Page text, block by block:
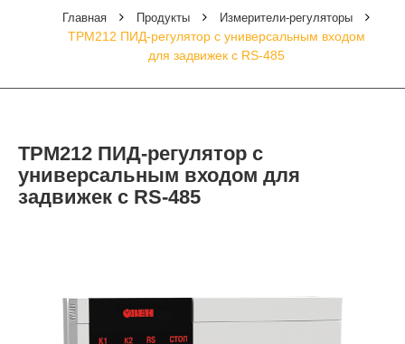
Главная Продукты Измерители-регуляторы
ТРМ212 ПИД-регулятор с универсальным входом
для задвижек с RS-485
ТРМ212 ПИД-регулятор с
универсальным входом для
задвижек с RS-485